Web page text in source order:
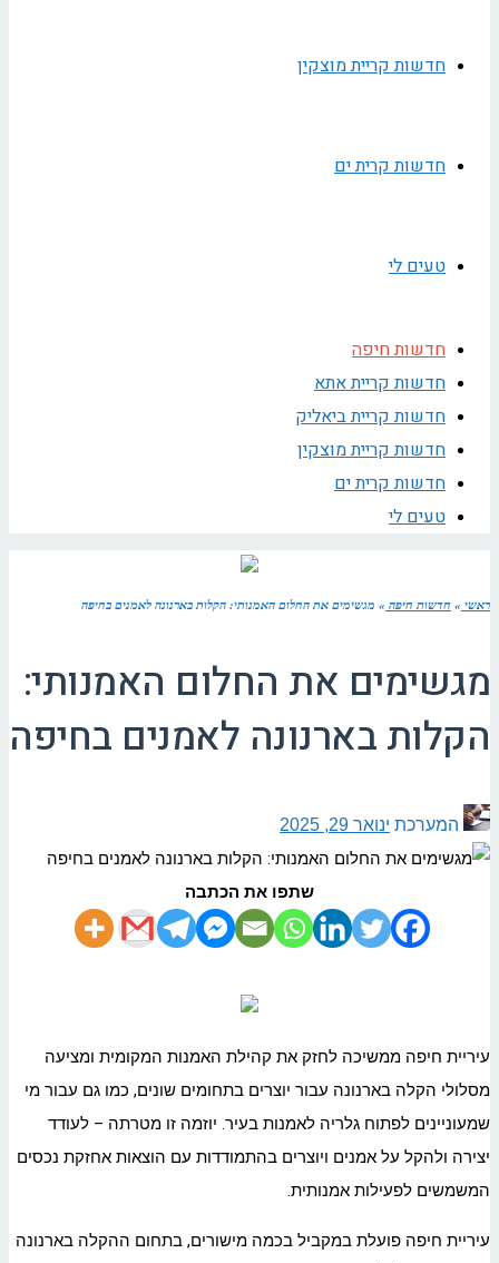
חדשות קריית מוצקין
חדשות קרית ים
טעים לי
חדשות חיפה
חדשות קריית אתא
חדשות קריית ביאליק
חדשות קריית מוצקין
חדשות קרית ים
טעים לי
ראשי » חדשות חיפה » מגשימים את החלום האמנותי: הקלות בארנונה לאמנים בחיפה
מגשימים את החלום האמנותי:
הקלות בארנונה לאמנים בחיפה
המערכת ינואר 29, 2025
שתפו את הכתבה
עיריית חיפה ממשיכה לחזק את קהילת האמנות המקומית ומציעה
מסלולי הקלה בארנונה עבור יוצרים בתחומים שונים, כמו גם עבור מי
שמעוניינים לפתוח גלריה לאמנות בעיר. יוזמה זו מטרתה – לעודד
יצירה ולהקל על אמנים ויוצרים בהתמודדות עם הוצאות אחזקת נכסים
המשמשים לפעילות אמנותית.
עיריית חיפה פועלת במקביל בכמה מישורים, בתחום ההקלה בארנונה